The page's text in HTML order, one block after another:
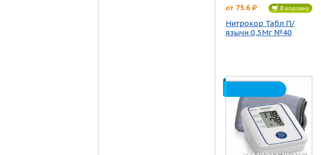
от 75.6 В корзину
Нитрокор Табл П/
язычн 0,5Мг №40